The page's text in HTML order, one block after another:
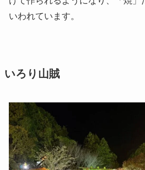
いわれています。
いろり山賊